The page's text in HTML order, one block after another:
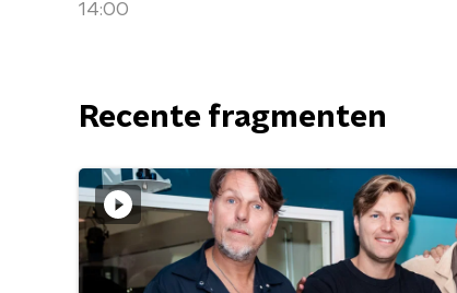
14:00
Recente fragmenten